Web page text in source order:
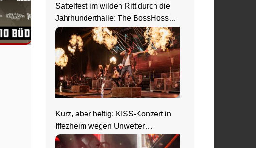
Sattelfest im wilden Ritt durch die
Jahrhunderthalle: The BossHoss
elektrisieren in Frankfurt
Kurz, aber heftig: KISS-Konzert in
Iffezheim wegen Unwetter
abgebrochen